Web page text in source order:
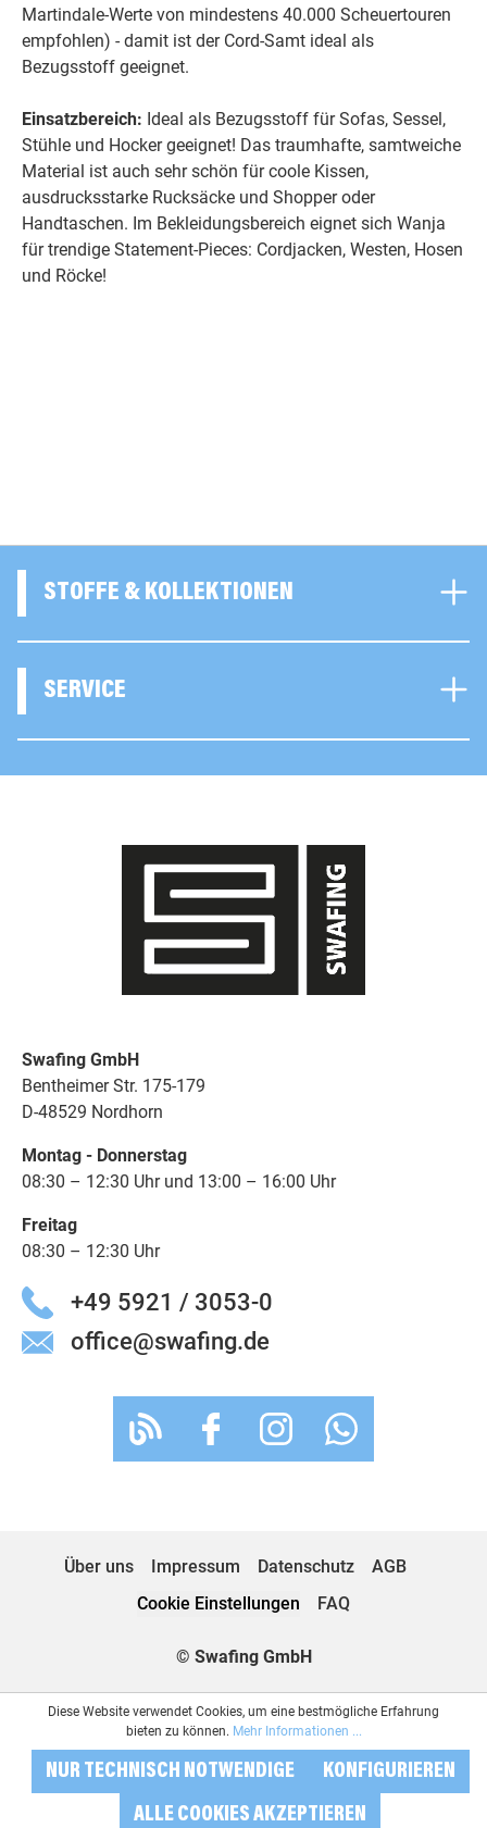
Martindale-Werte von mindestens 40.000 Scheuertouren
empfohlen) - damit ist der Cord-Samt ideal als
Bezugsstoff geeignet.
Einsatzbereich: Ideal als Bezugsstoff für Sofas, Sessel,
Stühle und Hocker geeignet! Das traumhafte, samtweiche
Material ist auch sehr schön für coole Kissen,
ausdrucksstarke Rucksäcke und Shopper oder
Handtaschen. Im Bekleidungsbereich eignet sich Wanja
für trendige Statement-Pieces: Cordjacken, Westen, Hosen
und Röcke!
STOFFE & KOLLEKTIONEN
SERVICE
Swafing GmbH
Bentheimer Str. 175-179
D-48529 Nordhorn
Montag - Donnerstag
08:30 – 12:30 Uhr und 13:00 – 16:00 Uhr
Freitag
08:30 – 12:30 Uhr
+49 5921 / 3053-0
office@swafing.de
© Swafing GmbH
Über uns Impressum Datenschutz
AGB
Cookie Einstellungen
FAQ
Diese Website verwendet Cookies, um eine bestmögliche Erfahrung
bieten zu können. Mehr Informationen ...
NUR TECHNISCH NOTWENDIGE
KONFIGURIEREN
ALLE COOKIES AKZEPTIEREN